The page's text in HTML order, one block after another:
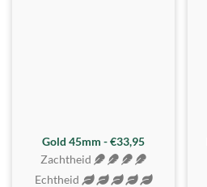
REALISTISCH
Gold 45mm - €33,95
Zachtheid
Echtheid